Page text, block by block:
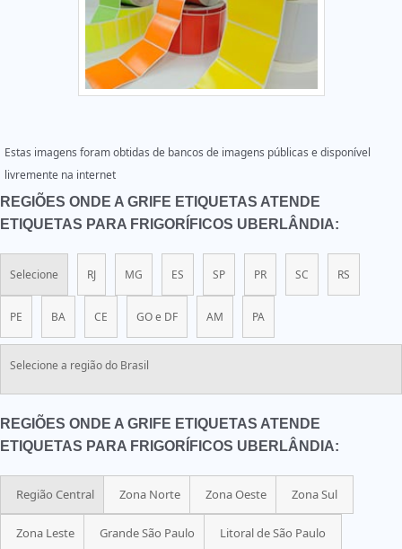
Estas imagens foram obtidas de bancos de imagens públicas e disponível
livremente na internet
REGIÕES ONDE A GRIFE ETIQUETAS ATENDE
ETIQUETAS PARA FRIGORÍFICOS UBERLÂNDIA:
Selecione RJ MG ES SP PR SC RS
PE BA CE GO e DF AM PA
Selecione a região do Brasil
REGIÕES ONDE A GRIFE ETIQUETAS ATENDE
ETIQUETAS PARA FRIGORÍFICOS UBERLÂNDIA:
Região Central Zona Norte Zona Oeste Zona Sul
Zona Leste Grande São Paulo Litoral de São Paulo